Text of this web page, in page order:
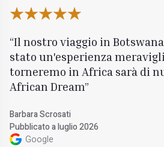
Il nostro viaggio in
stato un'esperienza
torneremo in Africa sarà di
African Dream
Barbara Scrosati
Pubblicato a luglio 2026
Google